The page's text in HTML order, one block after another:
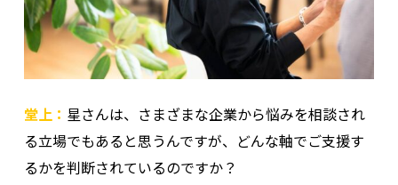
堂上： 星さんは、さまざまな企業から悩みを相談され
る立場でもあると思うんですが、どんな軸でご支援す
るかを判断されているのですか？